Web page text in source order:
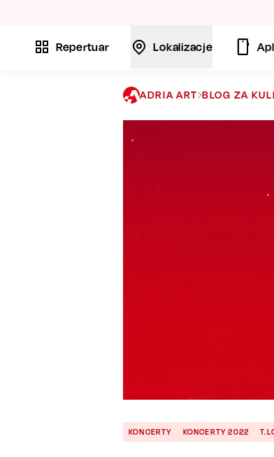
Repertuar Lokalizacje
ADRIA ART BLOG ZA
KONCERTY KONCERTY 2022